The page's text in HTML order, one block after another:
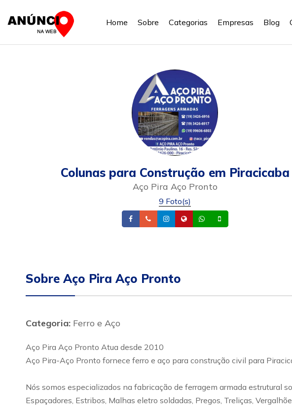
Home Sobre Categorias Empresas Blog
Colunas para Construção em Piracicaba
Aço Pira Aço Pronto
9 Foto(s)
FacebookTelefoneInstagram
Site Whatsapp
Sobre Aço Pira Aço Pronto
Categoria: Ferro e Aço
Aço Pira Aço Pronto Atua desde 2010
Aço Pira-Aço Pronto fornece ferro e aço para construção civil para
Nós somos especializados na fabricação de ferragem armada estrutural
Espaçadores, Estribos, Malhas eletro soldadas, Pregos, Treliças,